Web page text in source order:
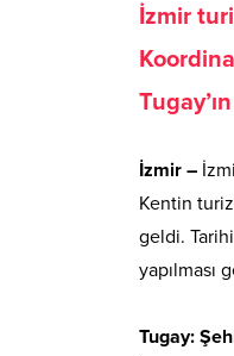
İzmir
İzmir –
Kentin
geldi.
yapılması
Tugay: